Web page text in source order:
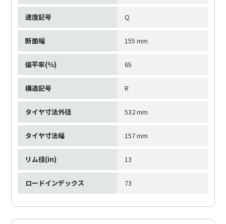
速度記号 Q
断面幅 155 mm
偏平率(%) 65
構造記号 R
タイヤ寸法外径 532 mm
タイヤ寸法幅 157 mm
リム径(in) 13
ロードインデックス 73